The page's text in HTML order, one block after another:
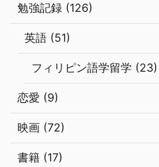
勉強記録 (126)
英語 (51)
フィリピン語学留学 (23)
恋愛 (9)
映画 (72)
書籍 (17)